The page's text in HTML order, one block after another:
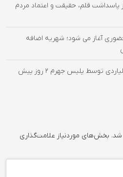
آغاز می شود؛ شهریه اضافه
2 روز پیش
شد. بخش‌های موردنیاز علامت‌گذاری